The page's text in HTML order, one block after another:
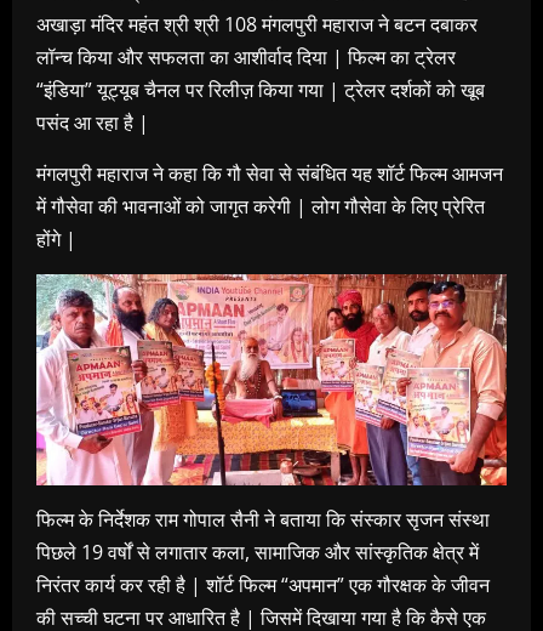
अखाड़ा मंदिर महंत श्री श्री 108 मंगलपुरी महाराज ने बटन दबाकर
लॉन्च किया और सफलता का आशीर्वाद दिया | फिल्म का ट्रेलर
“इंडिया” यूट्यूब चैनल पर रिलीज़ किया गया | ट्रेलर दर्शकों को खूब
पसंद आ रहा है |
मंगलपुरी महाराज ने कहा कि गौ सेवा से संबंधित यह शॉर्ट फिल्म आमजन
में गौसेवा की भावनाओं को जागृत करेगी | लोग गौसेवा के लिए प्रेरित
होंगे |
फिल्म के निर्देशक राम गोपाल सैनी ने बताया कि संस्कार सृजन संस्था
पिछले 19 वर्षों से लगातार कला, सामाजिक और सांस्कृतिक क्षेत्र में
निरंतर कार्य कर रही है | शॉर्ट फिल्म “अपमान” एक गौरक्षक के जीवन
की सच्ची घटना पर आधारित है | जिसमें दिखाया गया है कि कैसे एक